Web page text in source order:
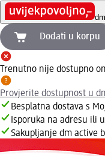
Dodati u korpu
Trenutno nije dostupno
Provjerite dostupnost u
Besplatna dostava s
Isporuka na adresu ili
Sakupljanje dm active